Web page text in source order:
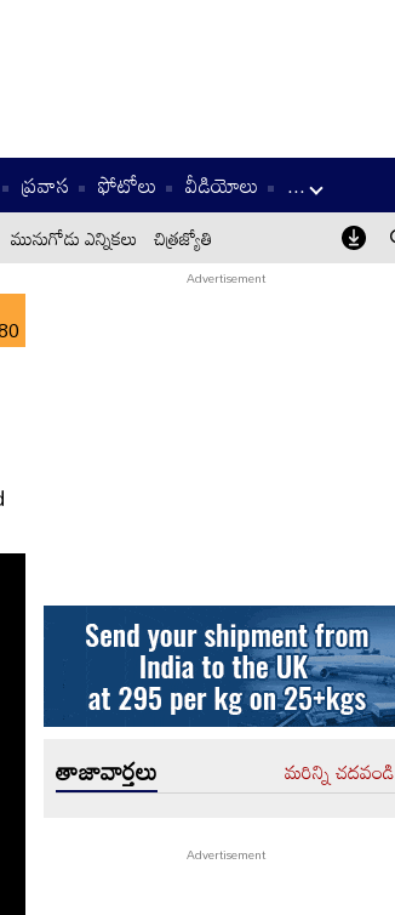
ప్రవాస ఫోటోలు వీడియోలు ...
మునుగోడు ఎన్నికలు చిత్రజ్యోతి
తాజావార్తలు మరిన్ని చదవండి